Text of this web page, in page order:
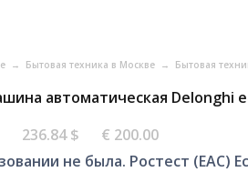
→ Бытовая техника в Москве → Бытовая
автоматическая Delonghi
236.84 $
€ 200.00
не была. Ростест (ЕАС)